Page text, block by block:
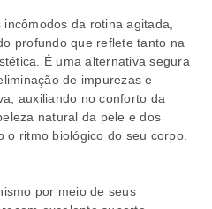
da rotina agitada,
profundo que reflete tanto na
É uma alternativa segura
de impurezas e
auxiliando no conforto da
natural da pele e dos
o ritmo biológico do seu corpo.
por meio de seus